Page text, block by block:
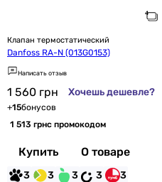
Клапан термостатический
Danfoss RA-N (013G0153)
Написать отзыв
1 560 грн Хочешь дешевле?
+15бонусов
1 513 грнс промокодом
Купить О товаре
3 3 3 3 3